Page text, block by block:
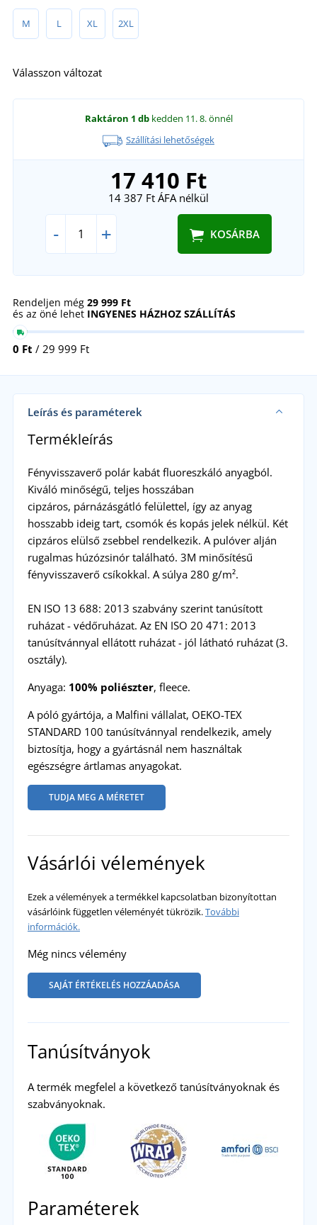
M L XL 2XL
Válasszon változat
Raktáron 1 db kedden 11. 8.önnél
Szállítási lehetőségek
17 410 Ft
14 387 Ft ÁFA nélkül
- + KOSÁRBA
Rendeljen még 29 999 Ft
és az öné lehet INGYENES HÁZHOZ SZÁLLÍTÁS
0 Ft / 29 999 Ft
Leírás és paraméterek
Termékleírás
Fényvisszaverő polár kabát fluoreszkáló anyagból.
Kiváló minőségű, teljes hosszában
cipzáros, párnázásgátló felülettel, így az anyag
hosszabb ideig tart, csomók és kopás jelek nélkül. Két
cipzáros elülső zsebbel rendelkezik. A pulóver alján
rugalmas húzózsinór található. 3M minősítésű
fényvisszaverő csíkokkal. A súlya 280 g/m².
EN ISO 13 688: 2013 szabvány szerint tanúsított
ruházat - védőruházat. Az EN ISO 20 471: 2013
tanúsítvánnyal ellátott ruházat - jól látható ruházat (3.
osztály).
Anyaga: 100% poliészter, fleece.
A póló gyártója, a Malfini vállalat, OEKO-TEX
STANDARD 100 tanúsítvánnyal rendelkezik, amely
biztosítja, hogy a gyártásnál nem használtak
egészségre ártlamas anyagokat.
TUDJA MEG A MÉRETET
Vásárlói vélemények
Ezek a vélemények a termékkel kapcsolatban bizonyítottan
vásárlóink független véleményét tükrözik.További
információk.
Még nincs vélemény
SAJÁT ÉRTÉKELÉS HOZZÁADÁSA
Tanúsítványok
A termék megfelel a következő tanúsítványoknak és
szabványoknak.
Paraméterek